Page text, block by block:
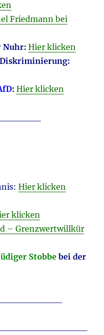
Friedmann bei
Nuhr: Hier klicken
:Hier klicken
Hier klicken
klicken
– Grenzwertwillkür
Stobbebei der